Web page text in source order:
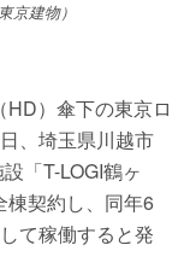
京建物）
）傘下の東京ロ
、埼玉県川越市
「T-LOGI鶴ヶ
棟契約し、同年6
て稼働すると発